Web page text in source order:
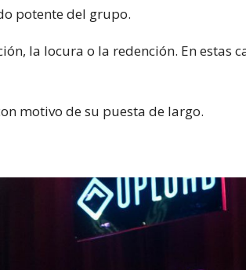
potente del grupo.
la locura o la redención. En estas
motivo de su puesta de largo.